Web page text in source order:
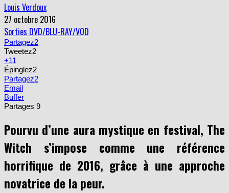
Louis Verdoux
27 octobre 2016
Sorties DVD/BLU-RAY/VOD
Partagez2
Tweetez2
+11
Épinglez2
Partagez2
Email
Buffer
Partages 9
Pourvu d’une aura mystique en festival, The
Witch s’impose comme une référence
horrifique de 2016, grâce à une approche
novatrice de la peur.